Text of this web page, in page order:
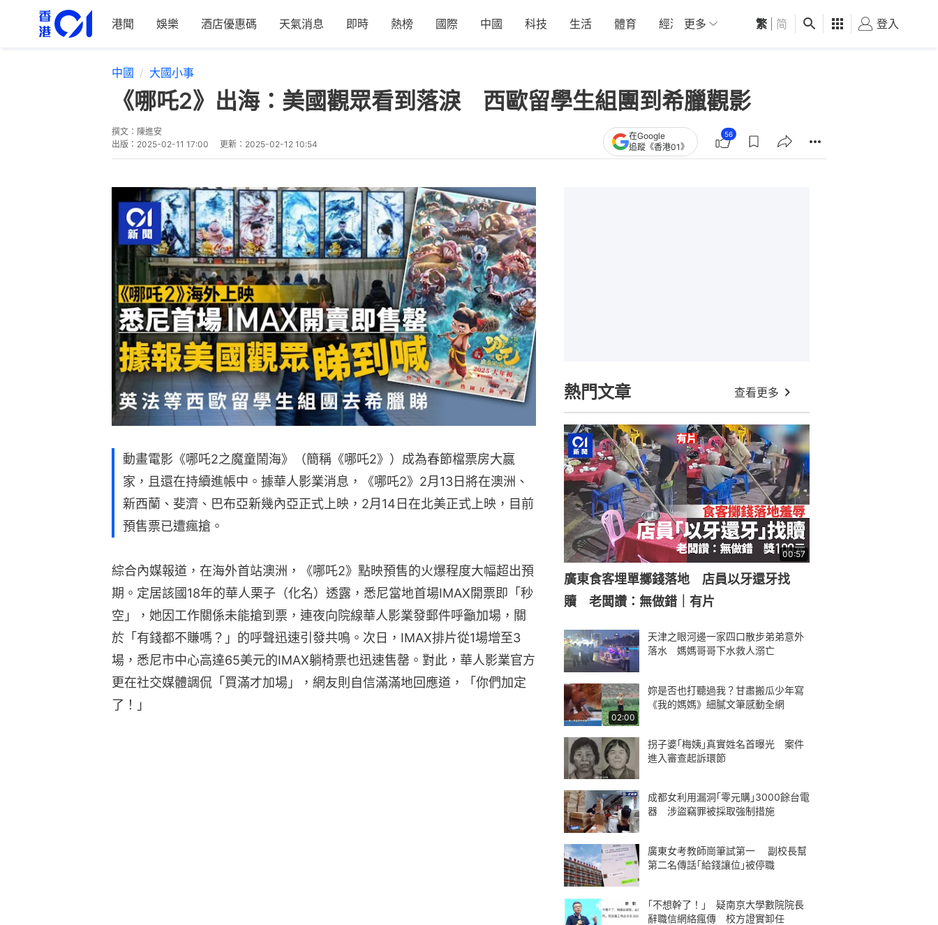
港聞 娛樂 酒店優惠碼 天氣消息 即時 熱榜 國際 中國 科技 生活 體育 經濟 01深圳 觀點 健康 好食玩飛
更多 繁 简 登入
中國 大國小事
《哪吒2》出海：美國觀眾看到落淚 西歐留學生組團到希臘觀影
撰文： 陳進安
出版： 2025-02-11 17:00 更新： 2025-02-12 10:54
在Google
追蹤《香港01》
56
動畫電影《哪吒2之魔童鬧海》（簡稱《哪吒2》）成為春節檔票房大嬴
家，且還在持續進帳中。據華人影業消息，《哪吒2》2月13日將在澳洲、
新西蘭、斐濟、巴布亞新幾內亞正式上映，2月14日在北美正式上映，目前
預售票已遭瘋搶。
綜合內媒報道，在海外首站澳洲，《哪吒2》點映預售的火爆程度大幅超出預
期。定居該國18年的華人栗子（化名）透露，悉尼當地首場IMAX開票即「秒
空」，她因工作關係未能搶到票，連夜向院線華人影業發郵件呼籲加場，關
於「有錢都不賺嗎？」的呼聲迅速引發共鳴。次日，IMAX排片從1場增至3
場，悉尼市中心高達65美元的IMAX躺椅票也迅速售罄。對此，華人影業官方
更在社交媒體調侃「買滿才加場」，網友則自信滿滿地回應道，「你們加定
了！」
熱門文章 查看更多
00:57
廣東食客埋單擲錢落地 店員以牙還牙找
贖 老闆讚：無做錯｜有片
天津之眼河邊一家四口散步弟弟意外
落水 媽媽哥哥下水救人溺亡
02:00
妳是否也打聽過我？甘肅搬瓜少年寫
《我的媽媽》細膩文筆感動全網
拐子婆｢梅姨｣真實姓名首曝光 案件
進入審查起訴環節
成都女利用漏洞｢零元購｣3000餘台電
器 涉盜竊罪被採取強制措施
廣東女考教師崗筆試第一 副校長幫
第二名傳話｢給錢讓位｣被停職
｢不想幹了！｣ 疑南京大學數院院長
辭職信網絡瘋傳 校方證實卸任